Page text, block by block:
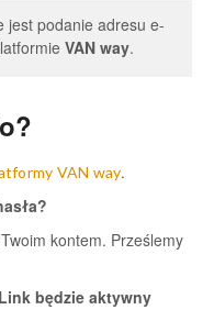
jest podanie adresu e-
VAN way.
VAN way.
kontem. Prześlemy
Link będzie aktywny